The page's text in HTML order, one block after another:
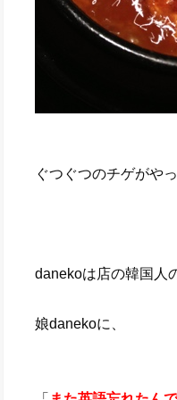
ぐつぐつのチゲがや
danekoは店の韓国人
娘danekoに、